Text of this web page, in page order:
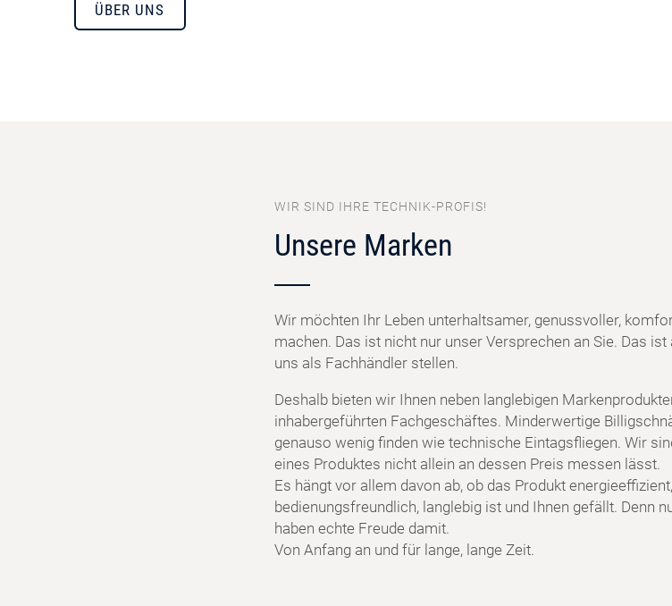
ÜBER UNS
WIR SIND IHRE TECHNIK-PROFIS!
Unsere Marken
Wir möchten Ihr Leben unterhaltsamer, genussvoller,
machen. Das ist nicht nur unser Versprechen an Sie. Das
uns als Fachhändler stellen.
Deshalb bieten wir Ihnen neben langlebigen
inhabergeführten Fachgeschäftes. Minderwertige
genauso wenig finden wie technische Eintagsfliegen. Wir
eines Produktes nicht allein an dessen Preis messen lässt.
Es hängt vor allem davon ab, ob das Produkt
bedienungsfreundlich, langlebig ist und Ihnen gefällt. Denn
haben echte Freude damit.
Von Anfang an und für lange, lange Zeit.